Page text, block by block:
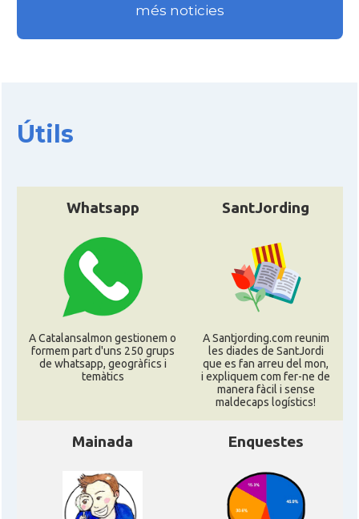
més noticies
Útils
Whatsapp
A Catalansalmon gestionem o
formem part d'uns 250 grups
de whatsapp, geogràfics i
temàtics
SantJording
A Santjording.com reunim
les diades de SantJordi
que es fan arreu del mon,
i expliquem com fer-ne de
manera fàcil i sense
maldecaps logí­stics!
Mainada Enquestes